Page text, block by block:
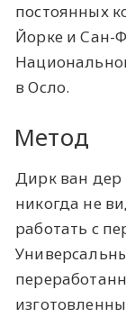
постоянных
Йорке и Сан-
в Осло.
Метод
Дирк ван дер
никогда не
работать с